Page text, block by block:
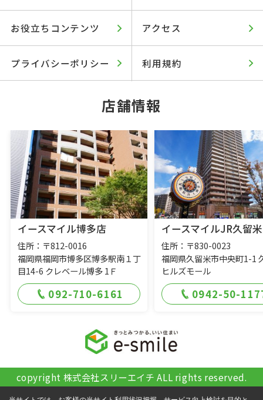
お役立ちコンテンツ アクセス
プライバシーポリシー 利用規約
店舗情報
イースマイル博多店
住所：〒812-0016
福岡県福岡市博多区博多駅南１丁
目14-6 クレベール博多 1Ｆ
092-710-6161
イースマイルJR久留
住所：〒830-0023
福岡県久留米市中央町1-1
ヒルズモール
0942-50-
copyright 株式会社スリーエイチ ALL rights reserved.